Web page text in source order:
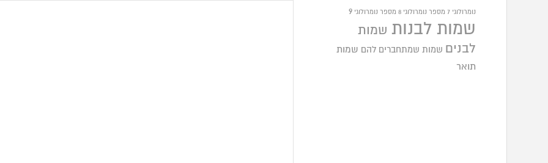
נומרולוגי 7 מספר נומרולוגי 8 מספר נומרולוגי9
שמות לבנות שמות
לבנים
שמות שמתחברים להם שמות
תואר